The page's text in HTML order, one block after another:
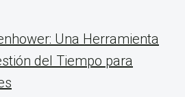
Una Herramienta
del Tiempo para